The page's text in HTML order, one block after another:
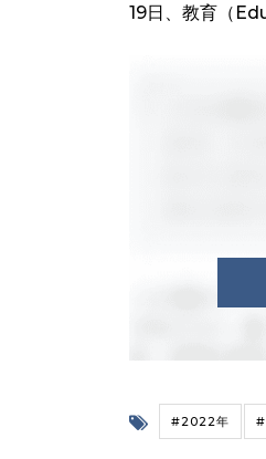
19日、教育（
#2022年